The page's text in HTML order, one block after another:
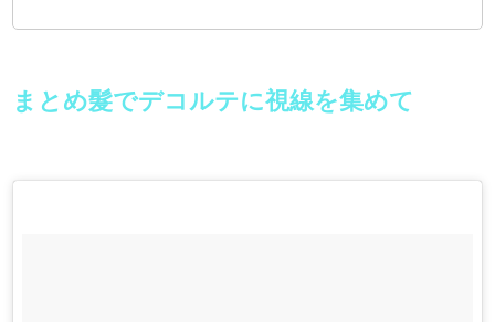
まとめ髮でデコルテに視線を集めて